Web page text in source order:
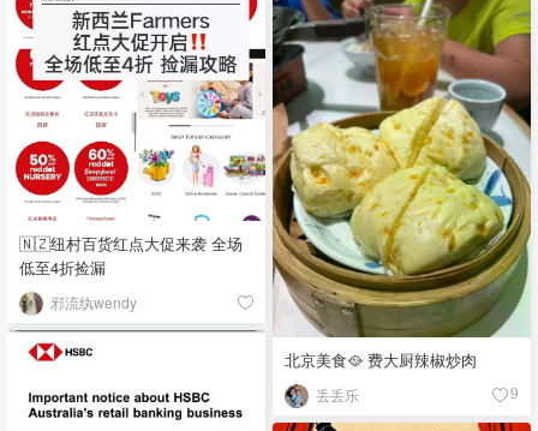
🇳🇿纽村百货红点大促来袭 全场
低至4折捡漏
邪流纨wendy
北京美食🥘 费大厨辣椒炒肉
丢丢乐 9